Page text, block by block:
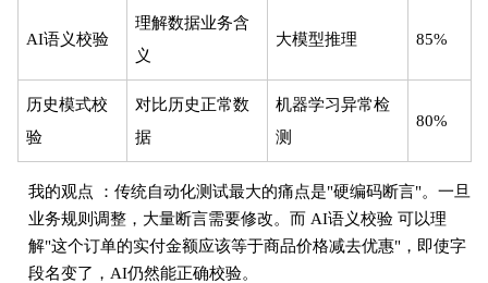
AI语义校验
理解数据业务含
义
大模型推理 85%
历史模式校
验
对比历史正常数
据
机器学习异常检
测
80%
我的观点 ：传统自动化测试最大的痛点是"硬编码断言"。一旦
业务规则调整，大量断言需要修改。而 AI语义校验 可以理
解"这个订单的实付金额应该等于商品价格减去优惠"，即使字
段名变了，AI仍然能正确校验。